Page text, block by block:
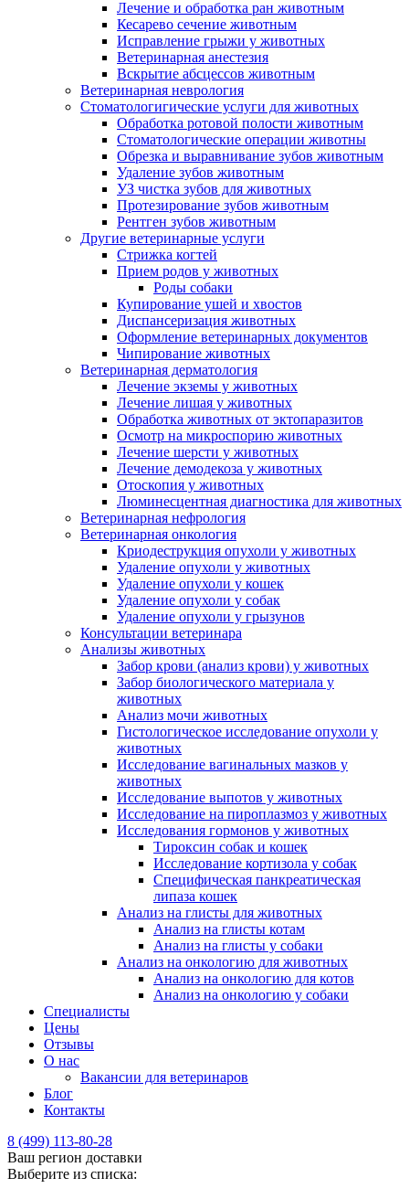
Лечение и обработка ран животным
Кесарево сечение животным
Исправление грыжи у животных
Ветеринарная анестезия
Вскрытие абсцессов животным
Ветеринарная неврология
Стоматологигические услуги для животных
Обработка ротовой полости животным
Стоматологические операции животны
Обрезка и выравнивание зубов животным
Удаление зубов животным
УЗ чистка зубов для животных
Протезирование зубов животным
Рентген зубов животным
Другие ветеринарные услуги
Стрижка когтей
Прием родов у животных
Роды собаки
Купирование ушей и хвостов
Диспансеризация животных
Оформление ветеринарных документов
Чипирование животных
Ветеринарная дерматология
Лечение экземы у животных
Лечение лишая у животных
Обработка животных от эктопаразитов
Осмотр на микроспорию животных
Лечение шерсти у животных
Лечение демодекоза у животных
Отоскопия у животных
Люминесцентная диагностика для животных
Ветеринарная нефрология
Ветеринарная онкология
Криодеструкция опухоли у животных
Удаление опухоли у животных
Удаление опухоли у кошек
Удаление опухоли у собак
Удаление опухоли у грызунов
Консультации ветеринара
Анализы животных
Забор крови (анализ крови) у животных
Забор биологического материала у
животных
Анализ мочи животных
Гистологическое исследование опухоли у
животных
Исследование вагинальных мазков у
животных
Исследование выпотов у животных
Исследование на пироплазмоз у животных
Исследования гормонов у животных
Тироксин собак и кошек
Исследование кортизола у собак
Специфическая панкреатическая
липаза кошек
Анализ на глисты для животных
Анализ на глисты котам
Анализ на глисты у собаки
Анализ на онкологию для животных
Анализ на онкологию для котов
Анализ на онкологию у собаки
Специалисты
Цены
Отзывы
О нас
Вакансии для ветеринаров
Блог
Контакты
8 (499) 113-80-28
Ваш регион доставки
Выберите из списка: